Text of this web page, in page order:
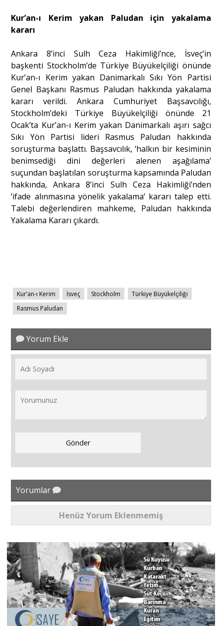
Kur’an-ı Kerim yakan Paludan için yakalama
kararı
Ankara 8’inci Sulh Ceza Hakimliği’nce, İsveç’in
başkenti Stockholm’de Türkiye Büyükelçiliği önünde
Kur’an-ı Kerim yakan Danimarkalı Sıkı Yön Partisi
Genel Başkanı Rasmus Paludan hakkında yakalama
kararı verildi. Ankara Cumhuriyet Başsavcılığı,
Stockholm’deki Türkiye Büyükelçiliği önünde 21
Ocak’ta Kur’an-ı Kerim yakan Danimarkalı aşırı sağcı
Sıkı Yön Partisi lideri Rasmus Paludan hakkında
soruşturma başlattı. Başsavcılık, ‘halkın bir kesiminin
benimsediği dini değerleri alenen aşağılama’
suçundan başlatılan soruşturma kapsamında Paludan
hakkında, Ankara 8’inci Sulh Ceza Hakimliği’nden
‘ifade alınmasına yönelik yakalama’ kararı talep etti.
Talebi değerlendiren mahkeme, Paludan hakkında
Yakalama Kararı çıkardı.
Kur’an-ı Kerim İsveç Stockholm
Türkiye Büyükelçiliği
Rasmus Paludan
Yorum Ekle
Yorumlar
Henüz Yorum Eklenmemiş